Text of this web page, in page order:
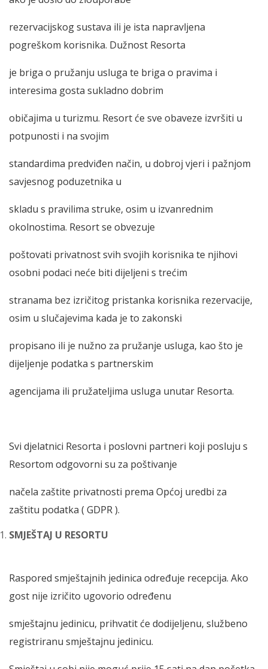
rezervacijskog sustava ili je ista napravljena
pogreškom korisnika. Dužnost Resorta
je briga o pružanju usluga te briga o pravima i
interesima gosta sukladno dobrim
običajima u turizmu. Resort će sve obaveze izvršiti u
potpunosti i na svojim
standardima predviđen način, u dobroj vjeri i pažnjom
savjesnog poduzetnika u
skladu s pravilima struke, osim u izvanrednim
okolnostima. Resort se obvezuje
poštovati privatnost svih svojih korisnika te njihovi
osobni podaci neće biti dijeljeni s trećim
stranama bez izričitog pristanka korisnika rezervacije,
osim u slučajevima kada je to zakonski
propisano ili je nužno za pružanje usluga, kao što je
dijeljenje podatka s partnerskim
agencijama ili pružateljima usluga unutar Resorta.
Svi djelatnici Resorta i poslovni partneri koji posluju s
Resortom odgovorni su za poštivanje
načela zaštite privatnosti prema Općoj uredbi za
zaštitu podatka ( GDPR ).
SMJEŠTAJ U RESORTU
Raspored smještajnih jedinica određuje recepcija. Ako
gost nije izričito ugovorio određenu
smještajnu jedinicu, prihvatit će dodijeljenu, službeno
registriranu smještajnu jedinicu.